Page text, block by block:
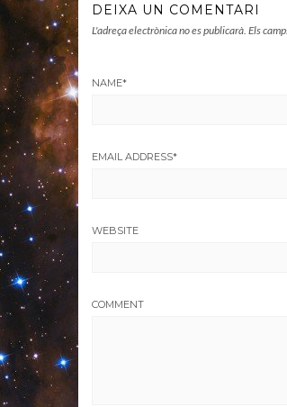
DEIXA UN COMENTARI
L'adreça electrònica no es publicarà. Els
NAME*
EMAIL ADDRESS*
WEBSITE
COMMENT